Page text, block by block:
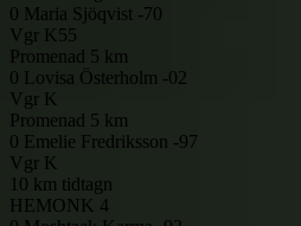
0 Maria Sjöqvist -70
Vgr K55
Promenad 5 km
0 Lovisa Österholm -02
Vgr K
Promenad 5 km
0 Emelie Fredriksson -97
Vgr K
10 km tidtagn
HEMONK 4